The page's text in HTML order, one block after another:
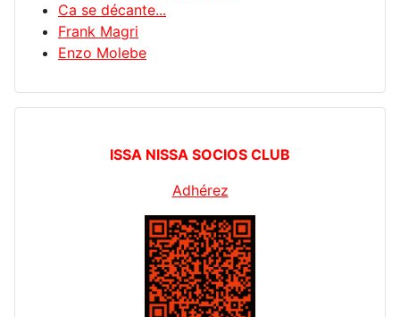
Ca se décante...
Frank Magri
Enzo Molebe
ISSA NISSA SOCIOS CLUB
Adhérez